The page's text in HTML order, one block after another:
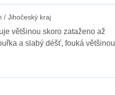
/ Jihočeský kraj
většinou skoro zataženo až
a slabý déšť, fouká většinou